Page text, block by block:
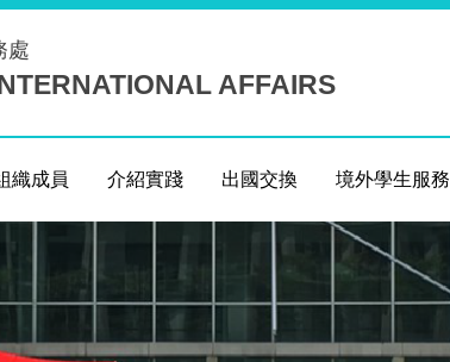
處
AFFAIRS
織成員 介紹實踐 出國交換 境外學生服務